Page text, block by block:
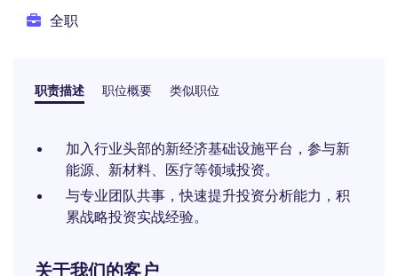
全职
职责描述 职位概要 类似职位
加入行业头部的新经济基础设施平台，参与新
能源、新材料、医疗等领域投资。
与专业团队共事，快速提升投资分析能力，积
累战略投资实战经验。
关于我们的客户